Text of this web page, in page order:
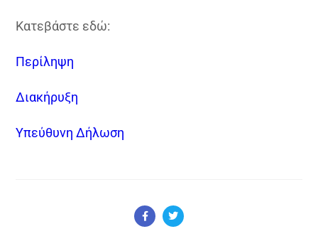
Κατεβάστε εδώ:
Περίληψη
Διακήρυξη
Υπεύθυνη Δήλωση